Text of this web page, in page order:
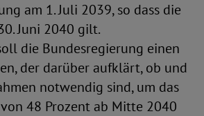
am 1. Juli 2039, so dass die
Juni 2040 gilt.
die Bundesregierung einen
der darüber aufklärt, ob und
notwendig sind, um das
48 Prozent ab Mitte 2040